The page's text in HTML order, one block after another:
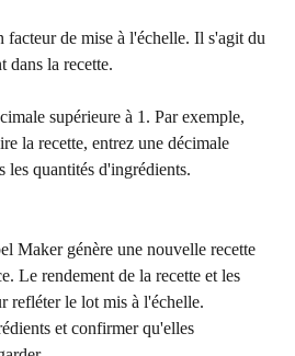
de mise à l'échelle. Il s'agit du
dans la recette.
supérieure à 1. Par exemple,
la recette, entrez une décimale
les quantités d'ingrédients.
Maker génère une nouvelle recette
Le rendement de la recette et les
refléter le lot mis à l'échelle.
et confirmer qu'elles